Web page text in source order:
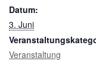
Datum:
3. Juni
Veranstaltung